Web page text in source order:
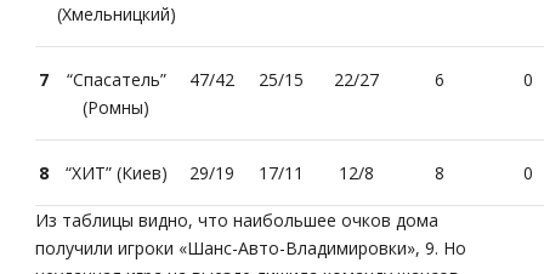
(Хмельницкий)
7
“Спасатель”
(Ромны)
47/42 25/15 22/27 6 0
8 “ХИТ” (Киев) 29/19 17/11 12/8 8 0
Из таблицы видно, что наибольшее очков дома
получили игроки «Шанс-Авто-Владимировки», 9. Но